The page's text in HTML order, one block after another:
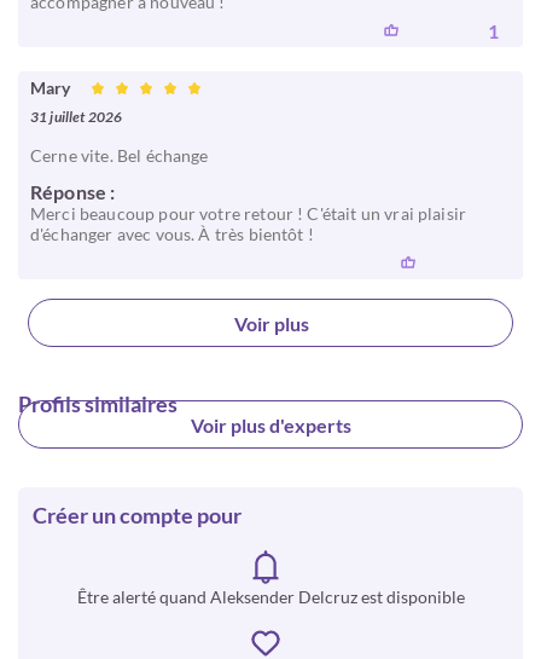
1
Mary
31 juillet 2026
Cerne vite. Bel échange
Réponse :
Merci beaucoup pour votre retour ! C'était un vrai plaisir
d'échanger avec vous. À très bientôt !
Voir plus
Profils similaires
Voir plus d'experts
Créer un compte pour
Être alerté quand Aleksender Delcruz est disponible